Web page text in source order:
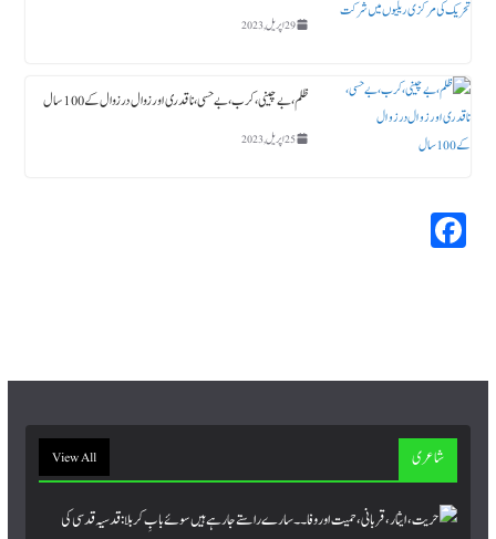
29 اپریل, 2023
ظلم،بے چینی،کرب، بے حسی، ناقدری اور زوال در زوال کے 100سال
25 اپریل, 2023
Fa
شاعری View All